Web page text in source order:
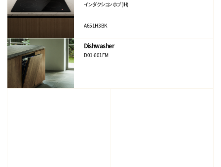
インダクションホブ(IH)
A651H3BK
Dishwasher
D01-601FM